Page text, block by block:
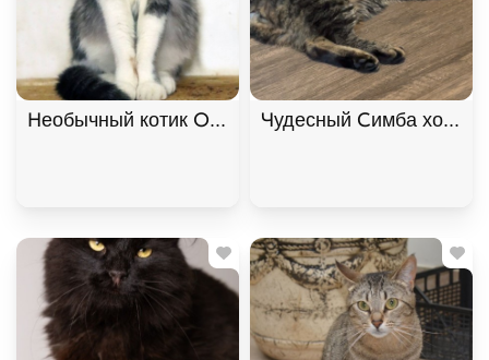
Необычный котик Омлет ищет дом. В дар!
Чудесный Симба хочет